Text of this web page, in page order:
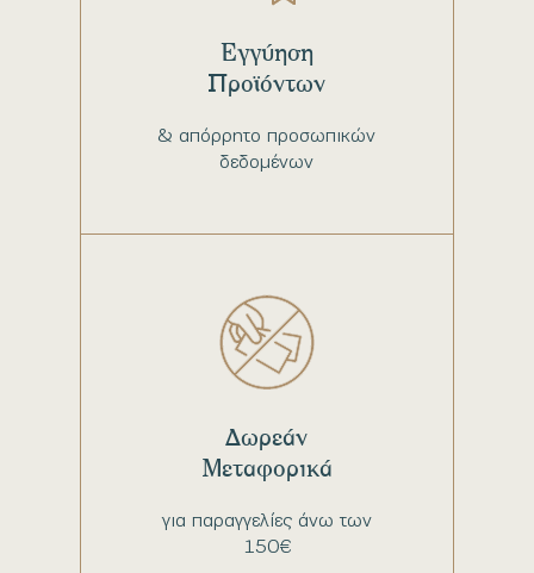
& απόρρητο προσωπικών
δεδομένων
Εγγύηση
Προϊόντων
για παραγγελίες άνω των
150€
Δωρεάν
Μεταφορικά